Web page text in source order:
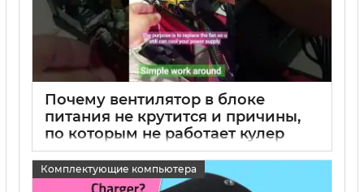
Почему вентилятор в блоке
питания не крутится и причины,
по которым не работает кулер
блока питания
15 05 2025 0
Комплектующие компьютера